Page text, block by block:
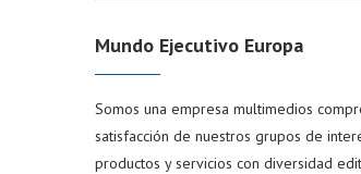
Mundo Ejecutivo Europa
Somos una empresa multimedios
satisfacción de nuestros grupos de
productos y servicios con diversidad